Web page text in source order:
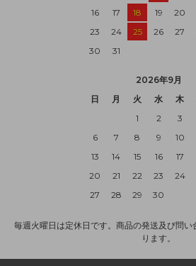
16
17 18 19 20
23
24 25 26 27
30
31
2026年9月
日
月 火 水 木
1
2 3
6
7 8 9 10
13
14 15 16 17
20
21 22 23 24
27
28 29 30
毎週火曜日は定休日です。商品の発送及び問
ります。